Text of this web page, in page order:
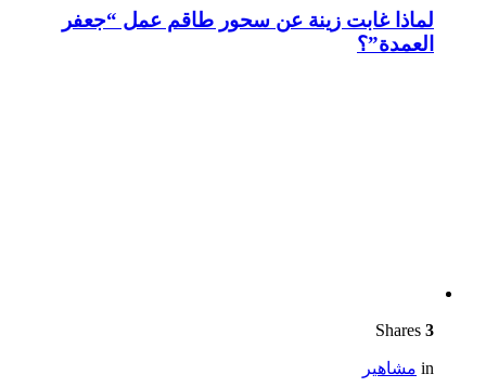
لماذا غابت زينة عن سحور طاقم عمل “جعفر
العمدة”؟
3
in مشاهير